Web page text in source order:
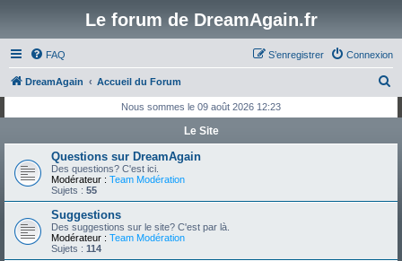
Le forum de DreamAgain.fr
FAQ Connexion
S’enregistrer
DreamAgain Accueil du Forum
h
Nous sommes le 09 août 2026 12:23
Le Site
Questions sur DreamAgain
Des questions? C'est ici.
Modérateur : Team Modération
Sujets : 55
Suggestions
Des suggestions sur le site? C'est par là.
Modérateur : Team Modération
Sujets : 114